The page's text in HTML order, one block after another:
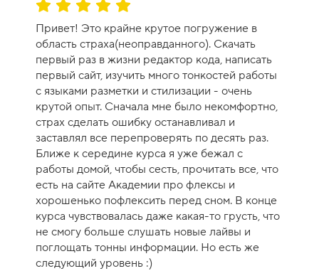
О
е
н
к
а
к
у
р
с
а
-
1
0
Привет! Это крайне крутое погружение в
область страха(неоправданного). Скачать
первый раз в жизни редактор кода, написать
первый сайт, изучить много тонкостей работы
с языками разметки и стилизации - очень
крутой опыт. Сначала мне было некомфортно,
страх сделать ошибку останавливал и
заставлял все перепроверять по десять раз.
Ближе к середине курса я уже бежал с
работы домой, чтобы сесть, прочитать все, что
есть на сайте Академии про флексы и
хорошенько пофлексить перед сном. В конце
курса чувствовалась даже какая-то грусть, что
не смогу больше слушать новые лайвы и
поглощать тонны информации. Но есть же
следующий уровень :)